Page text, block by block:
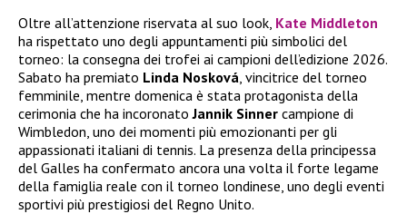
Oltre all’attenzione riservata al suo look, Kate Middleton
ha rispettato uno degli appuntamenti più simbolici del
torneo: la consegna dei trofei ai campioni dell’edizione 2026.
Sabato ha premiato Linda Nosková , vincitrice del torneo
femminile, mentre domenica è stata protagonista della
cerimonia che ha incoronatoJannik Sinner campione di
Wimbledon, uno dei momenti più emozionanti per gli
appassionati italiani di tennis. La presenza della principessa
del Galles ha confermato ancora una volta il forte legame
della famiglia reale con il torneo londinese, uno degli eventi
sportivi più prestigiosi del Regno Unito.